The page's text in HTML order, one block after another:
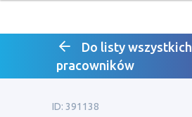
Do listy wszystkich
pracowników
ID: 391138